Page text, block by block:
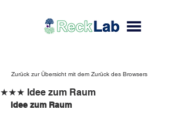
Zurück zur Übersicht mit dem Zurück des Browsers
★★★ Idee zum Raum
Idee zum Raum